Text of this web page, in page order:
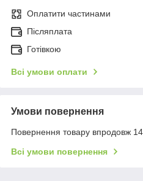
Оплатити частинами
Післяплата
Готівкою
Всі умови оплати
Умови повернення
Повернення товару впродовж
Всі умови повернення